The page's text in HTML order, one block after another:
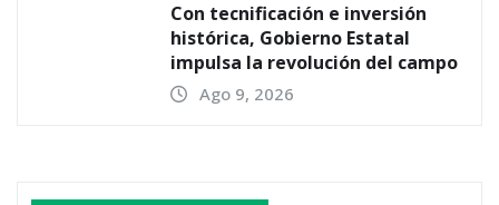
Con tecnificación e inversión
histórica, Gobierno Estatal
impulsa la revolución del campo
Ago 9, 2026